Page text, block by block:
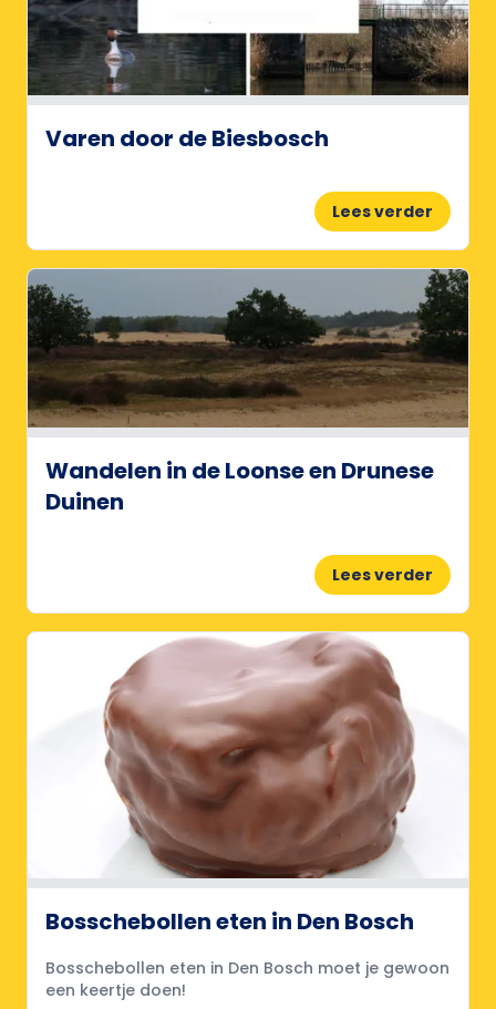
Varen door de Biesbosch
Lees verder
Wandelen in de Loonse en Drunese
Duinen
Lees verder
Bosschebollen eten in Den Bosch
Bosschebollen eten in Den Bosch moet je gewoon
een keertje doen!